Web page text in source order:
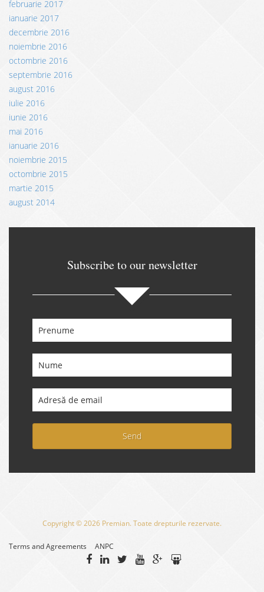
februarie 2017
ianuarie 2017
decembrie 2016
noiembrie 2016
octombrie 2016
septembrie 2016
august 2016
iulie 2016
iunie 2016
mai 2016
ianuarie 2016
noiembrie 2015
octombrie 2015
martie 2015
august 2014
Subscribe to our newsletter
Send
Copyright © 2026 Premian. Toate drepturile rezervate.
Terms and Agreements ANPC